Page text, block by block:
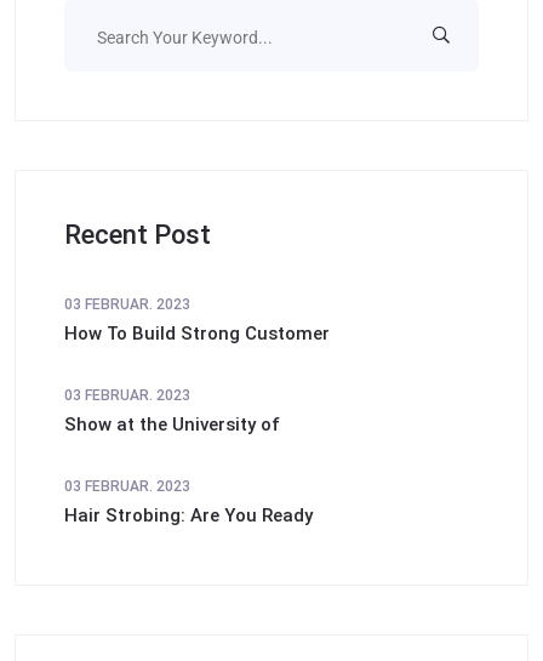
Recent Post
03 FEBRUAR. 2023
How To Build Strong Customer
03 FEBRUAR. 2023
Show at the University of
03 FEBRUAR. 2023
Hair Strobing: Are You Ready